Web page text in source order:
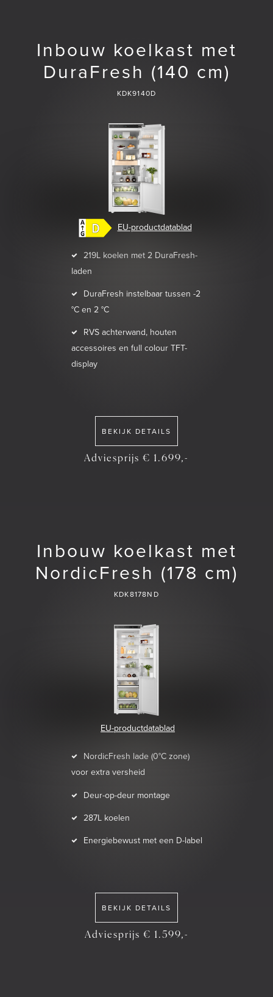
Inbouw koelkast met
DuraFresh (140 cm)
KDK9140D
EU-productdatablad
219L koelen met 2 DuraFresh-
laden
DuraFresh instelbaar tussen -2
°C en 2 °C
RVS achterwand, houten
accessoires en full colour TFT-
display
BEKIJK DETAILS
Adviesprijs € 1.699,-
Inbouw koelkast met
NordicFresh (178 cm)
KDK8178ND
EU-productdatablad
NordicFresh lade (0°C zone)
voor extra versheid
Deur-op-deur montage
287L koelen
Energiebewust met een D-label
BEKIJK DETAILS
Adviesprijs € 1.599,-